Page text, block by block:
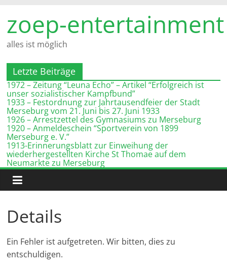
Inhalt
springen
zoep-entertainment
alles ist möglich
Letzte Beiträge
1972 – Zeitung “Leuna Echo” – Artikel “Erfolgreich ist
unser sozialistischer Kampfbund”
1933 – Festordnung zur Jahrtausendfeier der Stadt
Merseburg vom 21. Juni bis 27. Juni 1933
1926 – Arrestzettel des Gymnasiums zu Merseburg
1920 – Anmeldeschein “Sportverein von 1899
Merseburg e. V.”
1913-Erinnerungsblatt zur Einweihung der
wiederhergestellten Kirche St Thomae auf dem
Neumarkte zu Merseburg
Details
Ein Fehler ist aufgetreten. Wir bitten, dies zu
entschuldigen.